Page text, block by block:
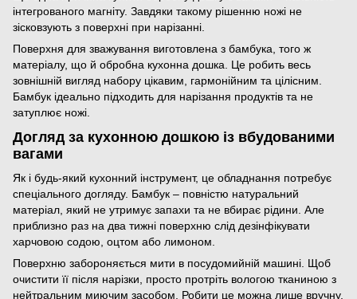
інтегрованого магніту. Завдяки такому рішенню ножі не
зісковзують з поверхні при нарізанні.
Поверхня для зважування виготовлена з бамбука, того ж
матеріалу, що й обробна кухонна дошка. Це робить весь
зовнішній вигляд набору цікавим, гармонійним та цілісним.
Бамбук ідеально підходить для нарізання продуктів та не
затуплює ножі.
Догляд за кухонною дошкою із вбудованими
вагами
Як і будь-який кухонний інструмент, це обладнання потребує
спеціального догляду. Бамбук – повністю натуральний
матеріал, який не утримує запахи та не вбирає рідини. Але
приблизно раз на два тижні поверхню слід дезінфікувати
харчовою содою, оцтом або лимоном.
Поверхню забороняється мити в посудомийній машині. Щоб
очистити її після нарізки, просто протріть вологою тканиною з
нейтральним миючим засобом. Робити це можна лише вручну,